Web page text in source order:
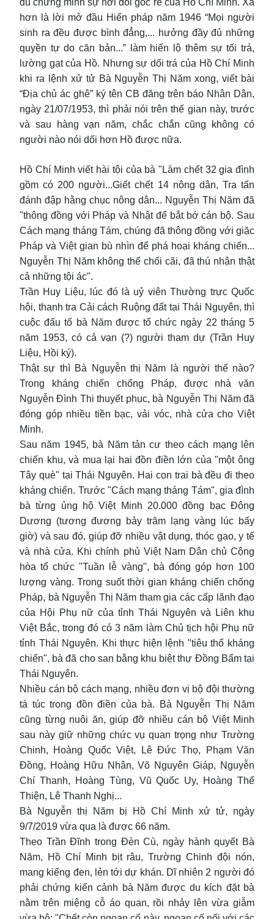
đủ chứng minh sự nới dối gốc rể của Hồ Chí Minh. Xa
hơn là lời mở đầu Hiến pháp năm 1946 “Mọi người
sinh ra đều được bình đẳng,... hưởng đầy đủ những
quyền tự do căn bản...” làm hiển lộ thêm sự tối trá,
lường gạt của Hồ. Nhưng sự dối trá của Hồ Chí Minh
khi ra lệnh xử tử Bà Nguyễn Thị Năm xong, viết bài
“Địa chủ ác ghê” ký tên CB đăng trên báo Nhân Dân,
ngày 21/07/1953, thì phải nói trên thế gian này, trước
và sau hàng vạn năm, chắc chắn cũng không có
người nào nói dối hơn Hồ được nữa.
Hồ Chí Minh viết hài tội của bà "Làm chết 32 gia đình
gồm có 200 người...Giết chết 14 nông dân, Tra tấn
đánh đập hằng chục nông dân... Nguyễn Thị Năm đã
"thông đồng với Pháp và Nhật để bắt bớ cán bộ. Sau
Cách mạng tháng Tám, chúng đã thông đồng với giặc
Pháp và Việt gian bù nhìn để phá hoại kháng chiến...
Nguyễn Thị Năm không thể chối cãi, đã thú nhận thật
cả những tội ác".
Trần Huy Liệu, lúc đó là uỷ viên Thường trực Quốc
hội, thanh tra Cải cách Ruộng đất tại Thái Nguyên, thì
cuộc đấu tố bà Năm được tổ chức ngày 22 tháng 5
năm 1953, có cả vạn (?) người tham dự (Trần Huy
Liệu, Hồi ký).
Thật sự thì Bà Nguyễn thị Năm là người thế nào?
Trong kháng chiến chống Pháp, được nhà văn
Nguyễn Đình Thi thuyết phục, bà Nguyễn Thị Năm đã
đóng góp nhiều tiền bạc, vải vóc, nhà cửa cho Việt
Minh.
Sau năm 1945, bà Năm tản cư theo cách mạng lên
chiến khu, và mua lại hai đồn điền lớn của "một ông
Tây què" tại Thái Nguyên. Hai con trai bà đều đi theo
kháng chiến. Trước "Cách mạng tháng Tám", gia đình
bà từng ủng hộ Việt Minh 20.000 đồng bạc Đông
Dương (tương đương bảy trăm lạng vàng lúc bấy
giờ) và sau đó, giúp đỡ nhiều vật dụng, thóc gạo, y tế
và nhà cửa. Khi chính phủ Việt Nam Dân chủ Cộng
hòa tổ chức "Tuần lễ vàng", bà đóng góp hơn 100
lượng vàng. Trong suốt thời gian kháng chiến chống
Pháp, bà Nguyễn Thị Năm tham gia các cấp lãnh đạo
của Hội Phụ nữ của tỉnh Thái Nguyên và Liên khu
Việt Bắc, trong đó có 3 năm làm Chủ tịch hội Phụ nữ
tỉnh Thái Nguyên. Khi thực hiện lệnh "tiêu thổ kháng
chiến", bà đã cho san bằng khu biệt thự Đồng Bẩm tại
Thái Nguyên.
Nhiều cán bộ cách mạng, nhiều đơn vị bộ đội thường
tá túc trong đồn điền của bà. Bà Nguyễn Thị Năm
cũng từng nuôi ăn, giúp đỡ nhiều cán bộ Việt Minh
sau này giữ những chức vụ quan trọng như Trường
Chinh, Hoàng Quốc Việt, Lê Đức Thọ, Phạm Văn
Đồng, Hoàng Hữu Nhân, Võ Nguyên Giáp, Nguyễn
Chí Thanh, Hoàng Tùng, Vũ Quốc Uy, Hoàng Thế
Thiện, Lê Thanh Nghị...
Bà Nguyễn thị Năm bị Hồ Chí Minh xử tử, ngày
9/7/2019 vừa qua là được 66 năm.
Theo Trần Đĩnh trong Đèn Cù, ngày hành quyết Bà
Năm, Hồ Chí Minh bịt râu, Trường Chinh đội nón,
mang kiếng đen, lẻn tới dự khán. Dĩ nhiên 2 người đó
phải chứng kiến cảnh bà Năm được du kích đặt bà
nằm trên miệng cỗ áo quan, rồi nhảy lên vừa giẫm